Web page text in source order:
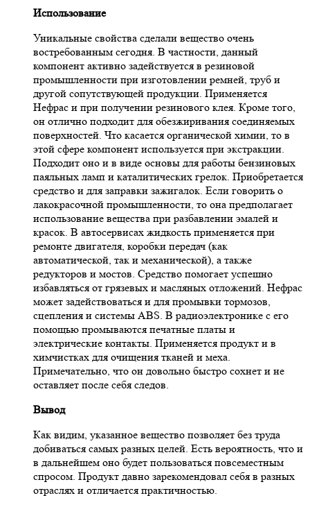
Использование
Уникальные свойства сделали вещество очень
востребованным сегодня. В частности, данный
компонент активно задействуется в резиновой
промышленности при изготовлении ремней, труб и
другой сопутствующей продукции. Применяется
Нефрас и при получении резинового клея. Кроме того,
он отлично подходит для обезжиривания соединяемых
поверхностей. Что касается органической химии, то в
этой сфере компонент используется при экстракции.
Подходит оно и в виде основы для работы бензиновых
паяльных ламп и каталитических грелок. Приобретается
средство и для заправки зажигалок. Если говорить о
лакокрасочной промышленности, то она предполагает
использование вещества при разбавлении эмалей и
красок. В автосервисах жидкость применяется при
ремонте двигателя, коробки передач (как
автоматической, так и механической), а также
редукторов и мостов. Средство помогает успешно
избавляться от грязевых и масляных отложений. Нефрас
может задействоваться и для промывки тормозов,
сцепления и системы ABS. В радиоэлектронике с его
помощью промываются печатные платы и
электрические контакты. Применяется продукт и в
химчистках для очищения тканей и меха.
Примечательно, что он довольно быстро сохнет и не
оставляет после себя следов.
Вывод
Как видим, указанное вещество позволяет без труда
добиваться самых разных целей. Есть вероятность, что и
в дальнейшем оно будет пользоваться повсеместным
спросом. Продукт давно зарекомендовал себя в разных
отраслях и отличается практичностью.